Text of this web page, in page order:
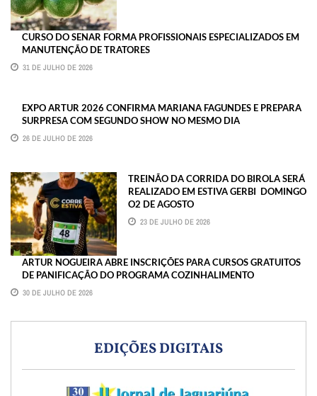
CURSO DO SENAR FORMA PROFISSIONAIS ESPECIALIZADOS EM
MANUTENÇÃO DE TRATORES
31 DE JULHO DE 2026
EXPO ARTUR 2026 CONFIRMA MARIANA FAGUNDES E PREPARA
SURPRESA COM SEGUNDO SHOW NO MESMO DIA
26 DE JULHO DE 2026
TREINÃO DA CORRIDA DO BIROLA SERÁ
REALIZADO EM ESTIVA GERBI DOMINGO
O2 DE AGOSTO
23 DE JULHO DE 2026
ARTUR NOGUEIRA ABRE INSCRIÇÕES PARA CURSOS GRATUITOS
DE PANIFICAÇÃO DO PROGRAMA COZINHALIMENTO
30 DE JULHO DE 2026
EDIÇÕES DIGITAIS